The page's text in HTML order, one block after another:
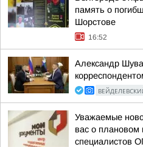
память о
Шорстове
16:52
Александр
Уважаемые
вас о
специалистов